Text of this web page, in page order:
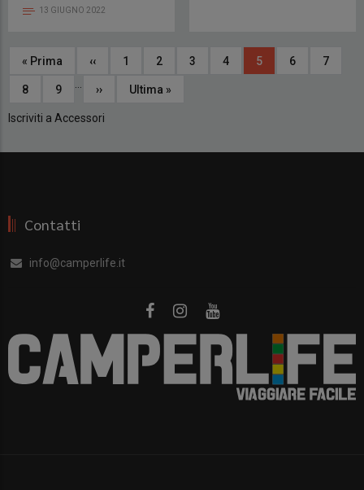
13 GIUGNO 2022
Paginazione
Prima
pagina
« Prima Pagina
precedente
‹‹ Page
1 Page
2 Page
3 Page
4 Pagina
5 Page
6 Page
7
Page
8 Page
9 Pagina
successiva
›› Ultima
Ultima »
Iscriviti a Accessori
Contatti
info@camperlife.it